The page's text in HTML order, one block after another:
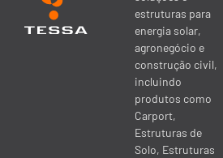
estruturas para
energia solar,
agronegócio e
construção civil,
incluindo
produtos como
Carport,
Estruturas de
Solo, Estruturas